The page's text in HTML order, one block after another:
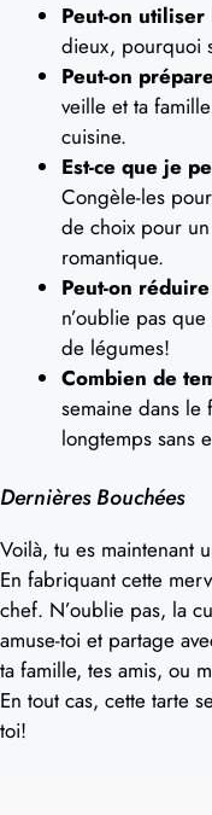
Peut-on
dieux, pourquoi
Peut-on
veille et ta
cuisine.
Est-ce que je
Congèle-les
de choix pour
romantique.
Peut-on
n’oublie pas
de légumes!
Combien de
semaine dans le
longtemps sans
Dernières Bouchées
Voilà, tu es maintenant
En fabriquant cette
chef. N’oublie pas, la
amuse-toi et partage
ta famille, tes amis, ou
En tout cas, cette tarte
toi!